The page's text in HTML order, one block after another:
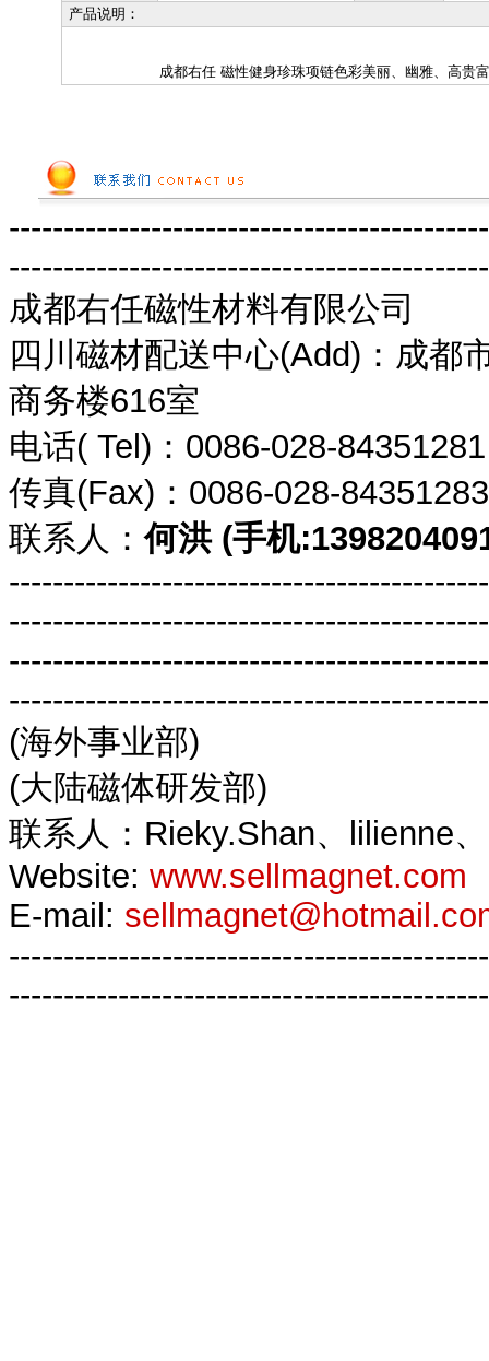
产品说明：
成都右任 磁性健身珍珠项链色彩美丽、幽雅、高贵富
成都右任磁性材料有限公司
四川磁材配送中心(Add)：成都
商务楼616室
电话( Tel)：0086-028-
传真(Fax)：0086-028-
联系人：何洪 (手机
(海外事业部)
(大陆磁体研发部)
联系人：Rieky.Shan、lilienne
Website: www.sellmagnet.com
E-mail: